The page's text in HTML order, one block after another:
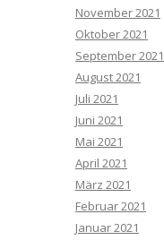
November 2021
Oktober 2021
September 2021
August 2021
Juli 2021
Juni 2021
Mai 2021
April 2021
März 2021
Februar 2021
Januar 2021